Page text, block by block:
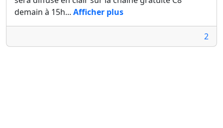
demain à 15h... Afficher plus
2